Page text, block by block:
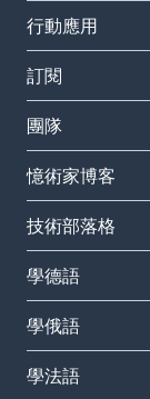
行動應用
訂閱
團隊
憶術家博客
技術部落格
學德語
學俄語
學法語